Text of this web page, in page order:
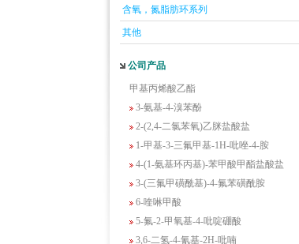
含氧，氮脂肪环系列
其他
公司产品
2-甲基-6-羟基-4-嘧啶甲酸
3-氟-2-硝基苯甲酸
2-羟甲基-4-氨基吡啶
2-(羟甲基)丙烯酸乙酯(含稳定剂HQ);2-羟
甲基丙烯酸乙酯
3-氨基-4-溴苯酚
2-(2,4-二氯苯氧)乙脒盐酸盐
1-甲基-3-三氟甲基-1H-吡唑-4-胺
4-(1-氨基环丙基)-苯甲酸甲酯盐酸盐
3-(三氟甲磺酰基)-4-氟苯磺酰胺
6-喹啉甲酸
5-氟-2-甲氧基-4-吡啶硼酸
3,6-二氢-4-氰基-2H-吡喃